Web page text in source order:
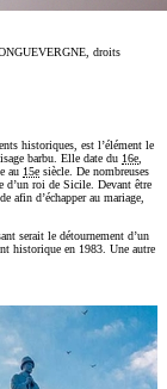
droits
historiques, est l’élément le
barbu. Elle date du 16e
au 15e siècle. De nombreuses
roi de Sicile. Devant être
afin d’échapper au mariage,
serait le détournement d’un
historique en 1983. Une autre